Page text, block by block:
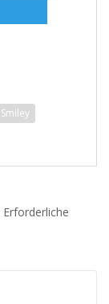
Smiley
Erforderliche